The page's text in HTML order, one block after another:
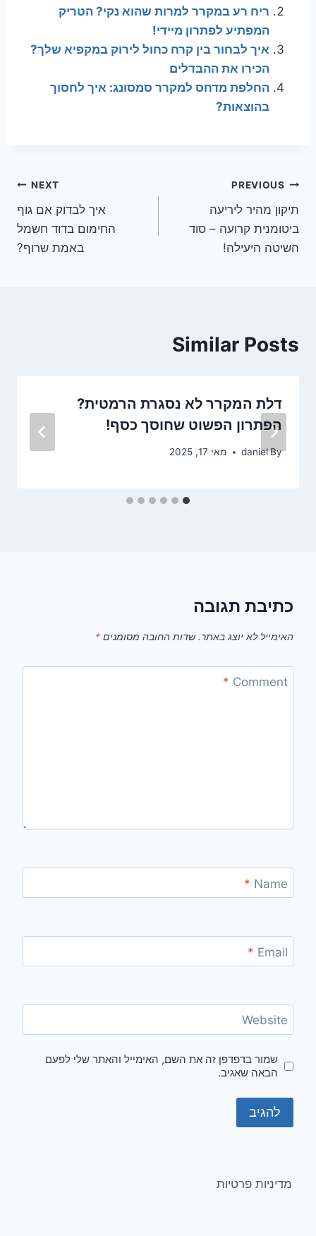
ריח רע במקרר למרות שהוא נקי? הטריק
המפתיע לפתרון מיידי!
איך לבחור בין קרח כחול לירוק במקפיא שלך?
הכירו את ההבדלים
החלפת מדחס למקרר סמסונג: איך לחסוך
בהוצאות?
ניווט
PREVIOUS
תיקון מהיר ליריעה
ביטומנית קרועה – סוד
השיטה היעילה!
NEXT
איך לבדוק אם גוף
החימום בדוד חשמל
באמת שרוף?
Similar Posts
דלת המקרר לא נסגרת הרמטית?
הפתרון הפשוט שחוסך כסף!
By
daniel מאי 17, 2025
כתיבת תגובה
האימייל לא יוצג באתר. שדות החובה מסומנים *
Comment
*
Name
*
Email
*
Website
שמור בדפדפן זה את השם, האימייל והאתר שלי לפעם
הבאה שאגיב.
מדיניות פרטיות